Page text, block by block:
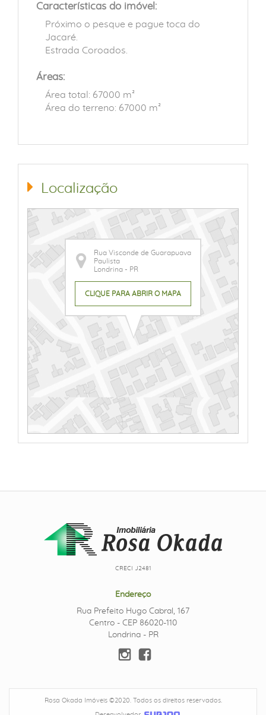
Características do imóvel:
Próximo o pesque e pague toca do
Jacaré.
Estrada Coroados.
Áreas:
Área total: 67000 m²
Área do terreno: 67000 m²
Localização
Rua Visconde de Guarapuava
Paulista
Londrina - PR
CLIQUE PARA ABRIR O MAPA
CRECI J2481
Endereço
Rua Prefeito Hugo Cabral, 167
Centro - CEP 86020-110
Londrina - PR
Rosa Okada Imóveis ©2020. Todos os direitos reservados.